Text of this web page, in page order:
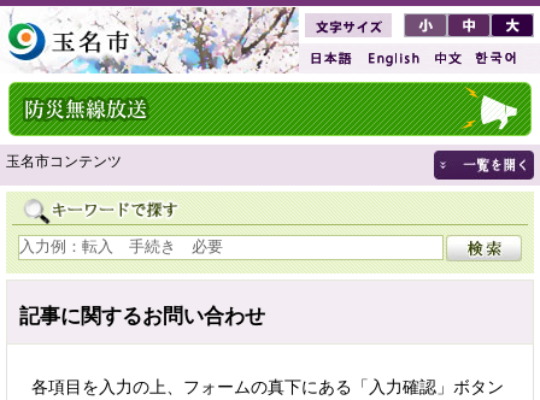
玉名市コンテンツ
記事に関するお問い合わせ
各項目を入力の上、フォームの真下にある「入力確認」ボタン